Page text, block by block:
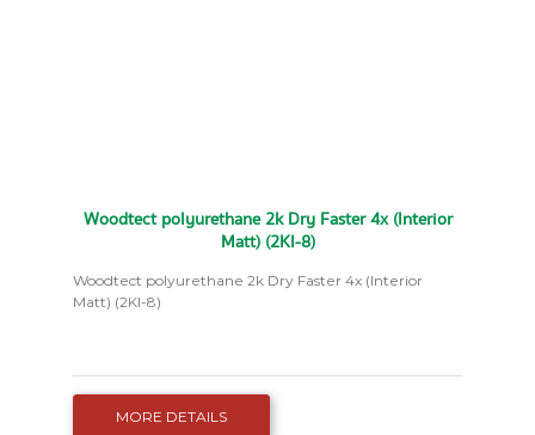
Woodtect polyurethane 2k Dry Faster 4x (Interior
Matt) (2KI-8)
Woodtect polyurethane 2k Dry Faster 4x (Interior
Matt) (2KI-8)
MORE DETAILS